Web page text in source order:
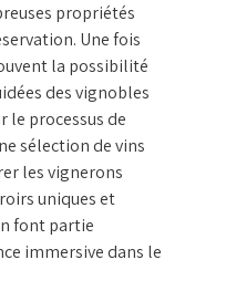
propriétés
Une fois
la possibilité
des vignobles
le processus de
sélection de vins
les vignerons
uniques et
font partie
immersive dans le